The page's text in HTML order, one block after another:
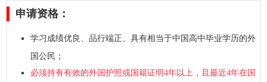
申请资格：
学习成绩优良、品行端正、具有相当于中国高中毕业学历的外
国公民；
必须持有有效的外国护照或国籍证明4年以上，且最近4年在国